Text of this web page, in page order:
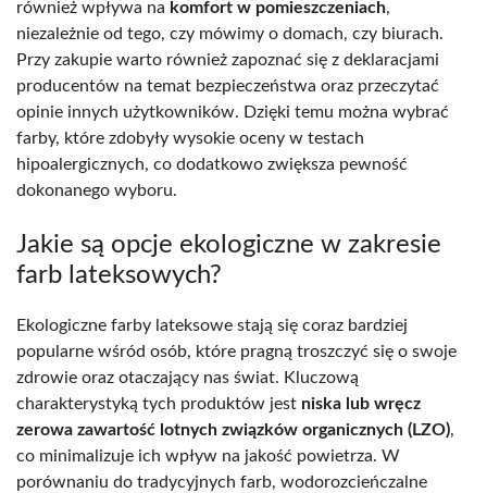
również wpływa na komfort w pomieszczeniach,
niezależnie od tego, czy mówimy o domach, czy biurach.
Przy zakupie warto również zapoznać się z deklaracjami
producentów na temat bezpieczeństwa oraz przeczytać
opinie innych użytkowników. Dzięki temu można wybrać
farby, które zdobyły wysokie oceny w testach
hipoalergicznych, co dodatkowo zwiększa pewność
dokonanego wyboru.
Jakie są opcje ekologiczne w zakresie
farb lateksowych?
Ekologiczne farby lateksowe stają się coraz bardziej
popularne wśród osób, które pragną troszczyć się o swoje
zdrowie oraz otaczający nas świat. Kluczową
charakterystyką tych produktów jest niska lub wręcz
zerowa zawartość lotnych związków organicznych (LZO),
co minimalizuje ich wpływ na jakość powietrza. W
porównaniu do tradycyjnych farb, wodorozcieńczalne